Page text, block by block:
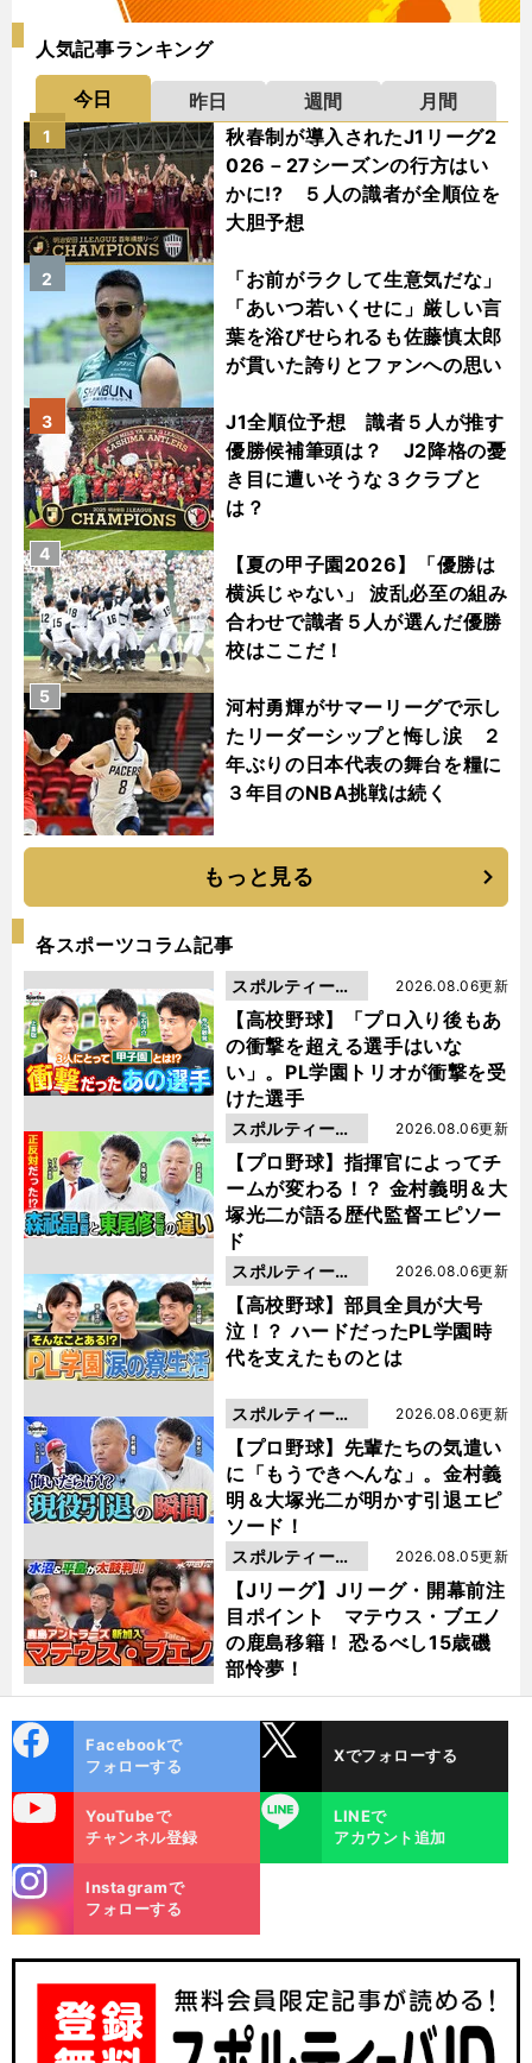
人気記事ランキング
今日 昨日 週間
月間
秋春制が導入されたJ1リーグ2
026－27シーズンの行方はい
かに!? ５人の識者が全順位を
大胆予想
1
「お前がラクして生意気だな」
「あいつ若いくせに」厳しい言
葉を浴びせられるも佐藤慎太郎
が貫いた誇りとファンへの思い
2
J1全順位予想 識者５人が推す
優勝候補筆頭は？ J2降格の憂
き目に遭いそうな３クラブと
は？
3
【夏の甲子園2026】「優勝は
横浜じゃない」 波乱必至の組み
合わせで識者５人が選んだ優勝
校はここだ！
4
河村勇輝がサマーリーグで示し
たリーダーシップと悔し涙 ２
年ぶりの日本代表の舞台を糧に
３年目のNBA挑戦は続く
5
もっと見る
各スポーツコラム記事
【高校野球】「プロ入り後もあ
の衝撃を超える選手はいな
い」。PL学園トリオが衝撃を受
けた選手
2026.08.06更新
スポルティーバ
動画
【プロ野球】指揮官によってチ
ームが変わる！？ 金村義明＆大
塚光二が語る歴代監督エピソー
ド
2026.08.06更新
スポルティーバ
動画
【高校野球】部員全員が大号
泣！？ ハードだったPL学園時
代を支えたものとは
2026.08.06更新
スポルティーバ
動画
【プロ野球】先輩たちの気遣い
に「もうできへんな」。金村義
明＆大塚光二が明かす引退エピ
ソード！
2026.08.06更新
スポルティーバ
動画
【Jリーグ】Jリーグ・開幕前注
目ポイント マテウス・ブエノ
の鹿島移籍！ 恐るべし15歳磯
部怜夢！
2026.08.05更新
スポルティーバ
動画
ok
Facebookで
フォローする
Xでフォローする
YouTubeで
チャンネル登録
LINE
LINEで
アカウント追加
m
Instagramで
フォローする